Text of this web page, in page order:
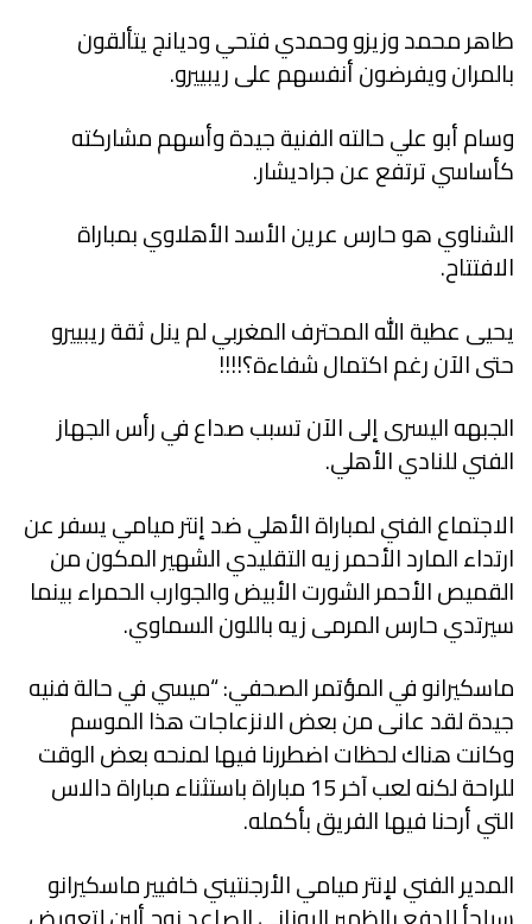
طاهر محمد وزيزو وحمدي فتحي وديانج يتألقون
بالمران ويفرضون أنفسهم على ريبييرو.
وسام أبو علي حالته الفنية جيدة وأسهم مشاركته
كأساسي ترتفع عن جراديشار.
الشناوي هو حارس عرين الأسد الأهلاوي بمباراة
الافتتاح.
يحيى عطية الله المحترف المغربي لم ينل ثقة ريبييرو
حتى الآن رغم اكتمال شفاءة؟!!!!
الجبهه اليسرى إلى الآن تسبب صداع في رأس الجهاز
الفني للنادي الأهلي.
الاجتماع الفني لمباراة الأهلي ضد إنتر ميامي يسفر عن
ارتداء المارد الأحمر زيه التقليدي الشهير المكون من
القميص الأحمر الشورت الأبيض والجوارب الحمراء بينما
سيرتدي حارس المرمى زيه باللون السماوي.
ماسكيرانو في المؤتمر الصحفي: “ميسي في حالة فنيه
جيدة لقد عانى من بعض الانزعاجات هذا الموسم
وكانت هناك لحظات اضطررنا فيها لمنحه بعض الوقت
للراحة لكنه لعب آخر 15 مباراة باستثناء مباراة دالاس
التي أرحنا فيها الفريق بأكمله.
المدير الفني لإنتر ميامي الأرجنتيني خافيير ماسكيرانو